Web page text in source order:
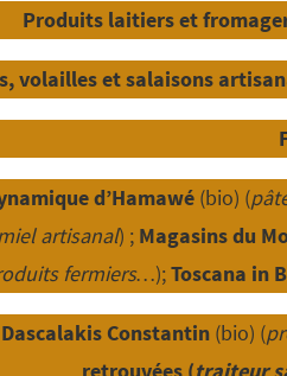
Produits laitiers et
volailles et salaisons
d’Hamawé (bio) (
artisanal) ; Magasins du
fermiers…);Toscana in
Dascalakis Constantin (bio) (